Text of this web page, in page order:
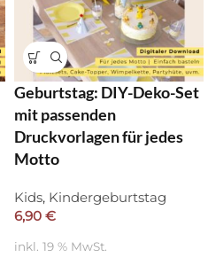
Geburtstag: DIY-Deko-Set
mit passenden
Druckvorlagen für jedes
Motto
Kids, Kindergeburtstag
6,90 €
inkl. 19 % MwSt.